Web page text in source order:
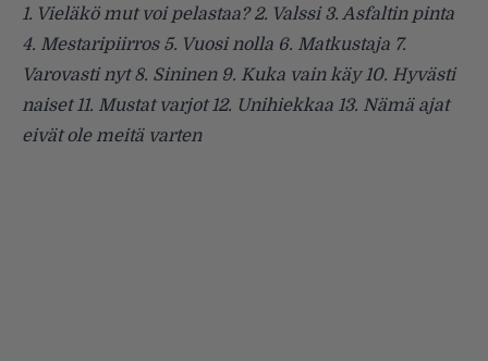
1. Vieläkö mut voi pelastaa? 2. Valssi 3. Asfaltin pinta
4. Mestaripiirros 5. Vuosi nolla 6. Matkustaja 7.
Varovasti nyt 8. Sininen 9. Kuka vain käy 10. Hyvästi
naiset 11. Mustat varjot 12. Unihiekkaa 13. Nämä ajat
eivät ole meitä varten